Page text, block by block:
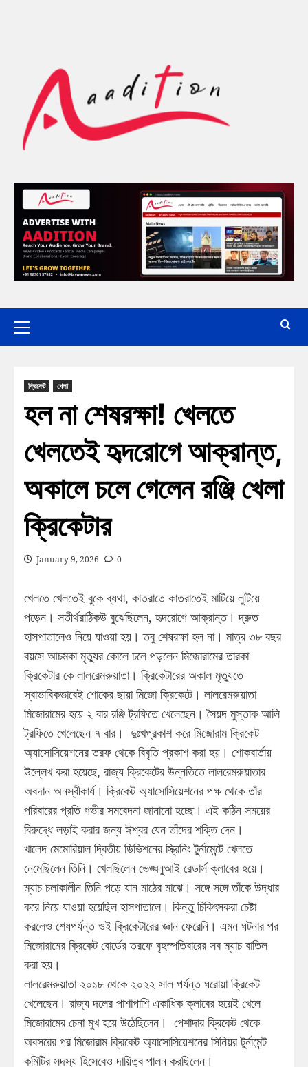
ক্রিকেট খেলা
হল না শেষরক্ষা! খেলতে
খেলতেই হৃদরোগে আক্রান্ত,
অকালে চলে গেলেন রঞ্জি খেলা
ক্রিকেটার
January 9, 2026 0
খেলতে খেলতেই বুকে ব্যথা, কাতরাতে কাতরাতেই মাটিয়ে লুটিয়ে
পড়েন। সতীর্থরাঠিকউ বুঝেছিলেন, হৃদরোগে আক্রান্ত। দ্রুত
হাসপাতালেও নিয়ে যাওয়া হয়। তবু শেষরক্ষা হল না। মাত্র ৩৮ বছর
বয়সে আচমকা মৃত্যুর কোলে ঢলে পড়লেন মিজোরামের তারকা
ক্রিকেটার কে লালরেমরুয়াতা। ক্রিকেটারের অকাল মৃত্যুতে
স্বাভাবিকভাবেই শোকের ছায়া মিজো ক্রিকেটে। লালরেমরুয়াতা
মিজোরামের হয়ে ২ বার রঞ্জি ট্রফিতে খেলেছেন। সৈয়দ মুস্তাক আলি
ট্রফিতে খেলেছেন ৭ বার। দুঃখপ্রকাশ করে মিজোরাম ক্রিকেট
অ্যাসোসিয়েশনের তরফ থেকে বিবৃতি প্রকাশ করা হয়। শোকবার্তায়
উল্লেখ করা হয়েছে, রাজ্য ক্রিকেটের উন্নতিতে লালরেমরুয়াতার
অবদান অনস্বীকার্য। ক্রিকেট অ্যাসোসিয়েশনের পক্ষ থেকে তাঁর
পরিবারের প্রতি গভীর সমবেদনা জানানো হচ্ছে। এই কঠিন সময়ের
বিরুদ্ধে লড়াই করার জন্য ঈশ্বর যেন তাঁদের শক্তি দেন।
খালেদ মেমোরিয়াল দ্বিতীয় ডিভিশনের স্ক্রিনিং টুর্নামেন্টে খেলতে
নেমেছিলেন তিনি। খেলছিলেন ভেঙ্ঘনুআই রেডার্স ক্লাবের হয়ে।
ম্যাচ চলাকালীন তিনি পড়ে যান মাঠের মাঝে। সঙ্গে সঙ্গে তাঁকে উদ্ধার
করে নিয়ে যাওয়া হয়েছিল হাসপাতালে। কিন্তু চিকিৎসকরা চেষ্টা
করলেও শেষপর্যন্ত ওই ক্রিকেটারের জ্ঞান ফেরেনি। এমন ঘটনার পর
মিজোরামের ক্রিকেট বোর্ডের তরফে বৃহস্পতিবারের সব ম্যাচ বাতিল
করা হয়।
লালরেমরুয়াতা ২০১৮ থেকে ২০২২ সাল পর্যন্ত ঘরোয়া ক্রিকেট
খেলেছেন। রাজ্য দলের পাশাপাশি একাধিক ক্লাবের হয়েই খেলে
মিজোরামের চেনা মুখ হয়ে উঠেছিলেন। পেশাদার ক্রিকেট থেকে
অবসরের পর মিজোরাম ক্রিকেট অ্যাসোসিয়েশনের সিনিয়র টুর্নামেন্ট
কমিটির সদস্য হিসেবেও দায়িত্ব পালন করছিলেন।